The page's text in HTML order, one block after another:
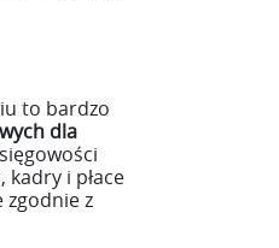
to bardzo
dla
kadry i płace
zgodnie z